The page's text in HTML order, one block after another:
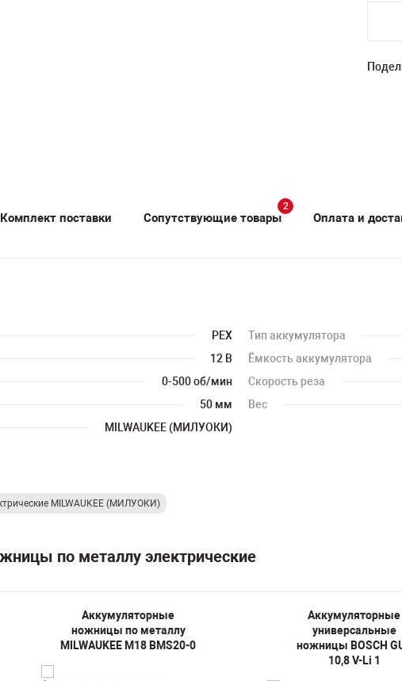
Комплект поставки Сопутствующие товары
2
Оплата и
PEX Тип аккумулятора
12 B Ёмкость аккумулятора
0-500 об/мин Скорость реза
50 мм Вес
MILWAUKEE (МИЛУОКИ)
MILWAUKEE (МИЛУОКИ)
по металлу электрические
Аккумуляторные
ножницы по металлу
MILWAUKEE M18 BMS20-0
Аккумуляторные
универсальные
ножницы BOSCH
10,8 V-Li 1